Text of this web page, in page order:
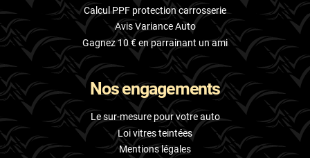
Calcul PPF protection carrosserie
Avis Variance Auto
Gagnez 10 € en parrainant un ami
Nos engagements
Le sur-mesure pour votre auto
Loi vitres teintées
Mentions légales